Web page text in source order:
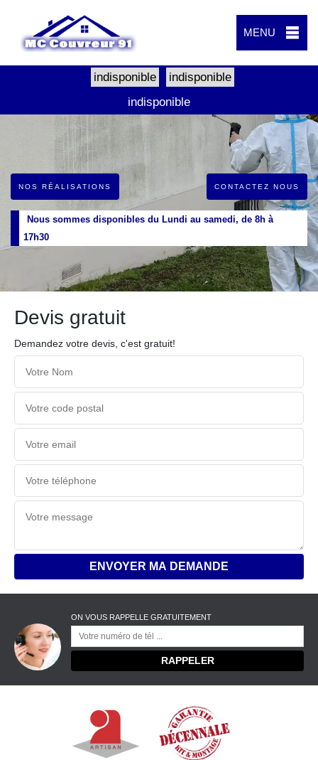
MENU
indisponible
indisponible
indisponible
NOS RÉALISATIONS CONTACTEZ NOUS
Nous sommes disponibles du Lundi au samedi, de 8h à
17h30
Devis gratuit
Demandez votre devis, c'est gratuit!
ON VOUS RAPPELLE GRATUITEMENT